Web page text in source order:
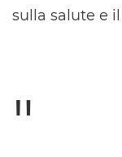
sulla salute e